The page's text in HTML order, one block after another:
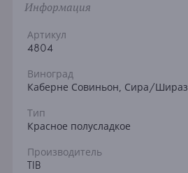
Информация
Артикул
4804
Виноград
Каберне Совиньон, Сира/Шираз
Тип
Красное полусладкое
Производитель
TIB